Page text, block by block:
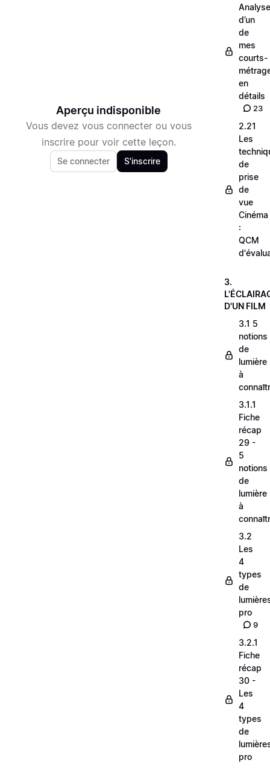
Aperçu indisponible
Vous devez vous connecter ou vous
inscrire pour voir cette leçon.
Se connecter S'inscrire
Analyse
d’un
de
mes
courts-
en
détails
23
2.21
Les
de
prise
de
vue
Cinéma
:
QCM
3.
D'UN FILM
3.1 5
notions
de
lumière
à
3.1.1
Fiche
récap
29 -
5
notions
de
lumière
à
3.2
Les
4
types
de
pro
9
3.2.1
Fiche
récap
30 -
Les
4
types
de
pro